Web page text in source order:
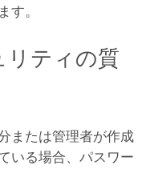
す。
ティの質
または管理者が作成
いる場合、パスワー